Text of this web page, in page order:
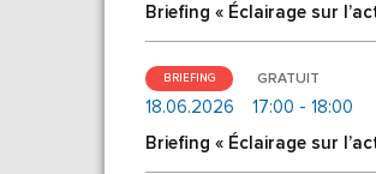
Briefing « Éclairage sur
BRIEFING GRATUIT
18.06.2026
17:00 - 18:00
Briefing « Éclairage sur